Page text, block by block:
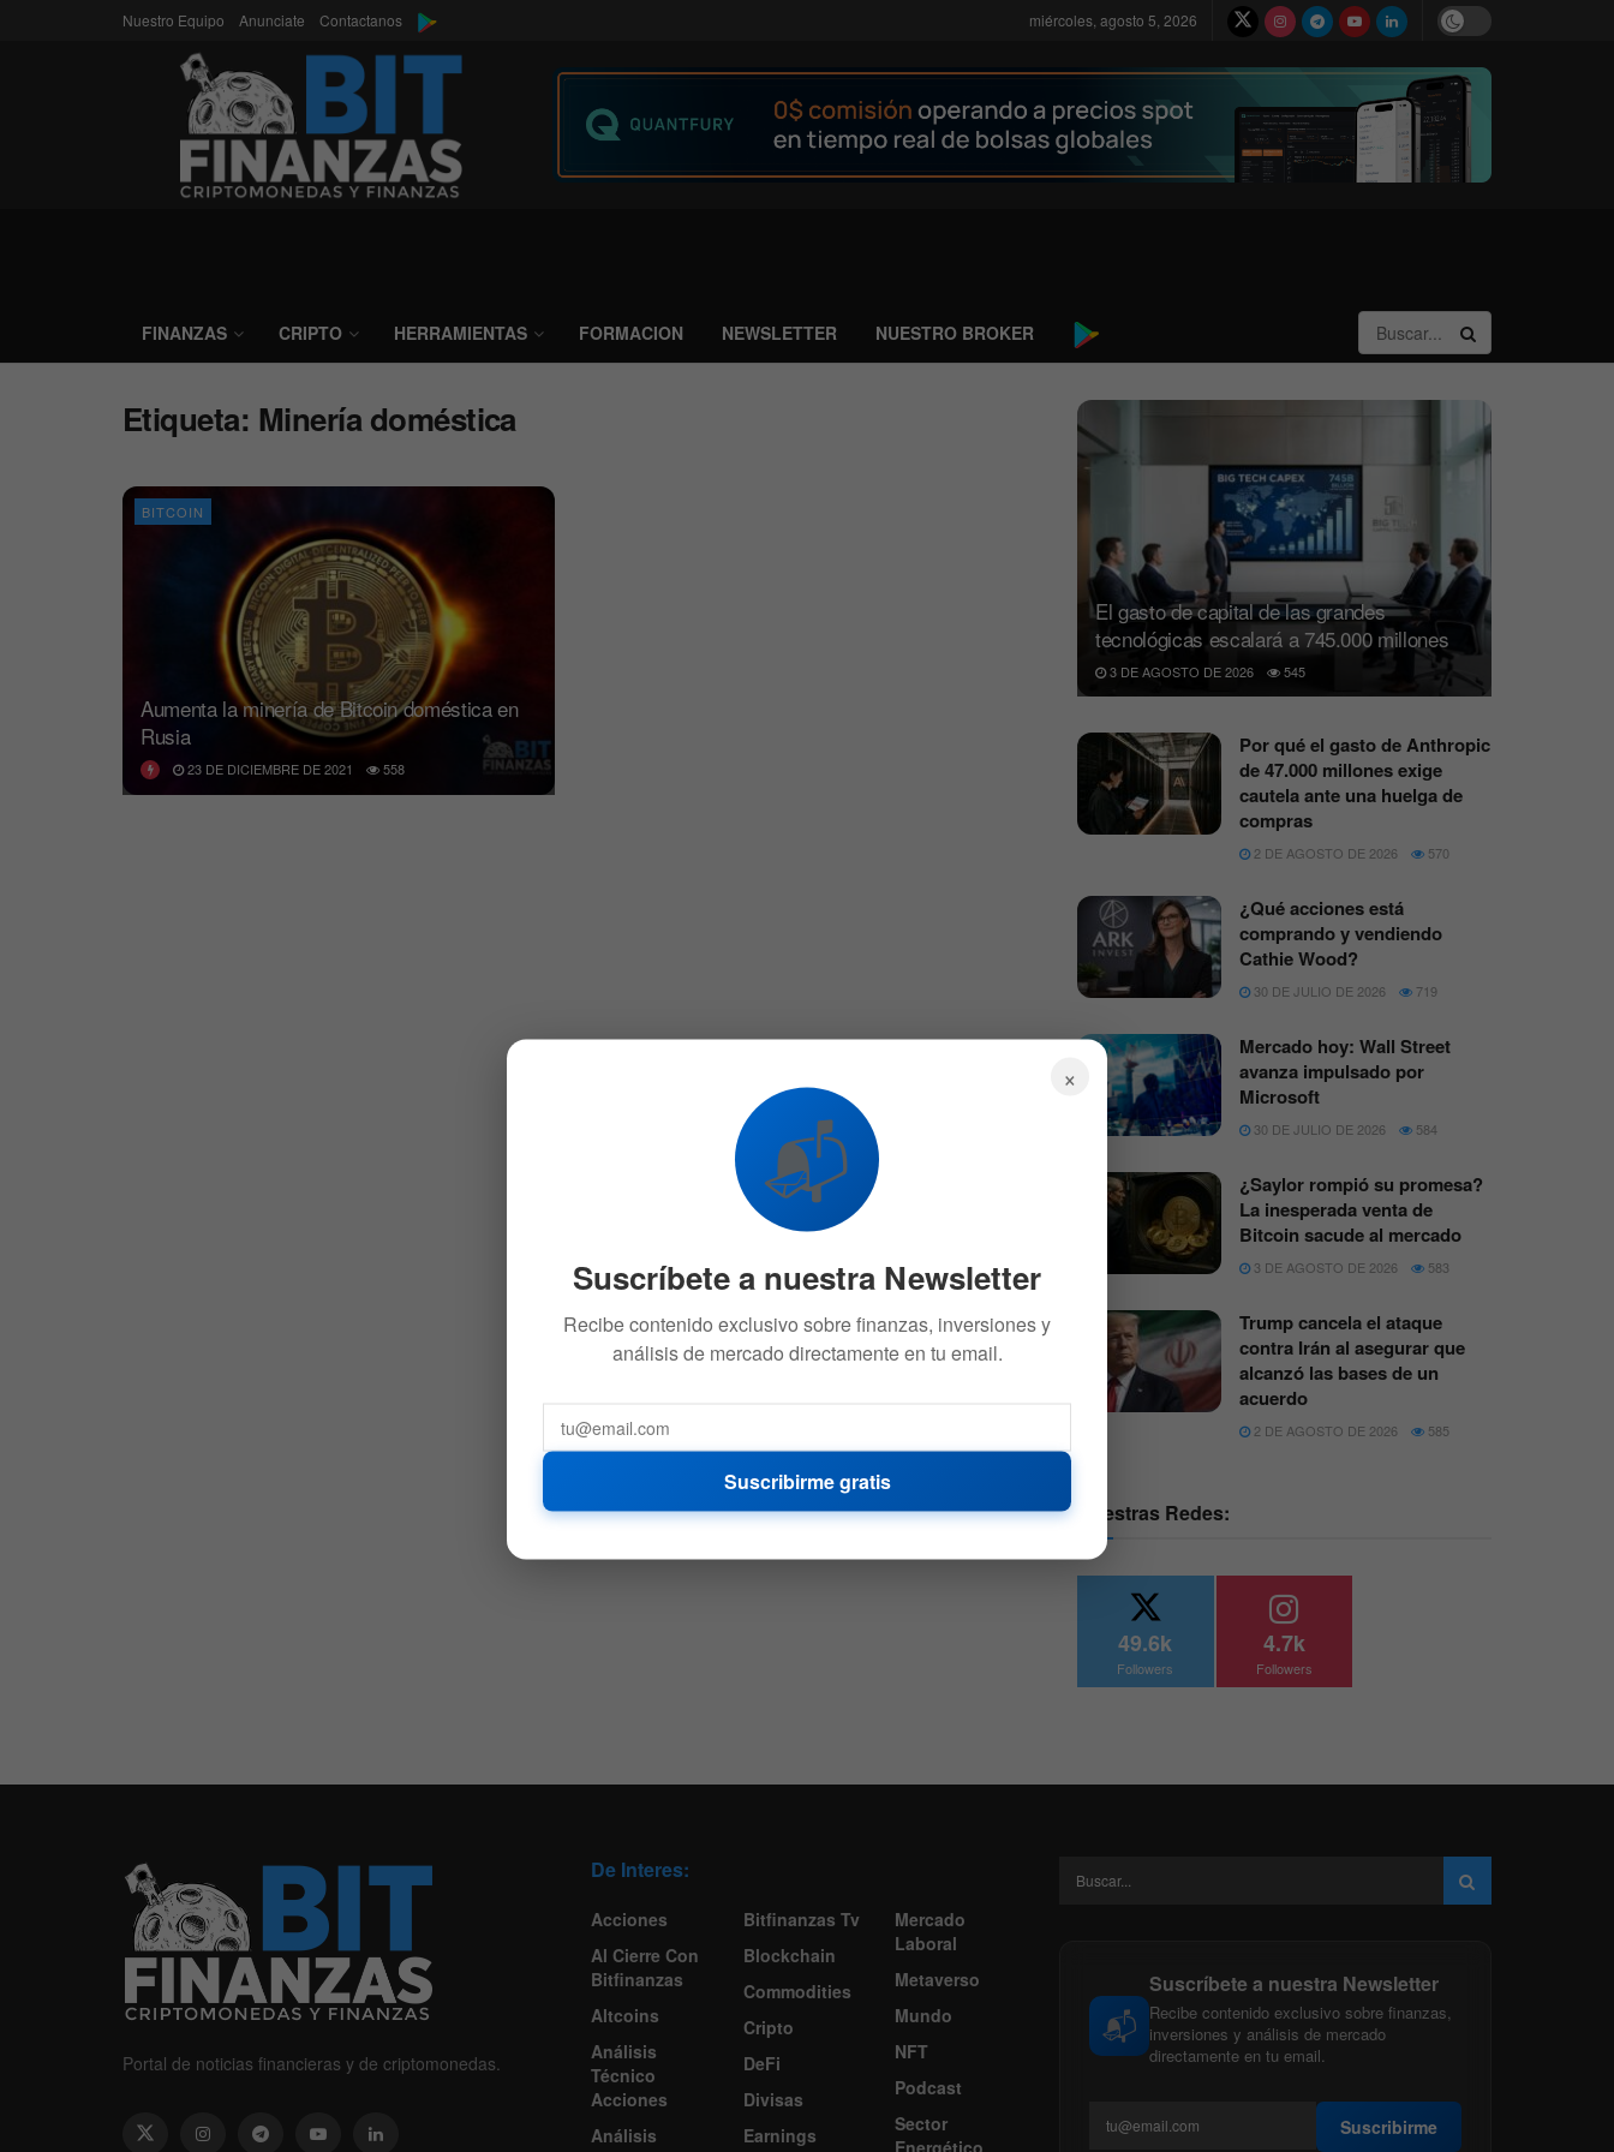
Nuestro Equipo Anunciate Contactanos miércoles, agosto 5, 2026
FINANZAS CRIPTO HERRAMIENTAS FORMACION NEWSLETTER NUESTRO BROKER
Etiqueta: Minería doméstica
BITCOIN
Aumenta la minería de Bitcoin doméstica en
Rusia
23 DE DICIEMBRE DE 2021 558
El gasto de capital de las grandes
tecnológicas escalará a 745.000 millones
3 DE AGOSTO DE 2026 545
Por qué el gasto de Anthropic
de 47.000 millones exige
cautela ante una huelga de
compras
2 DE AGOSTO DE 2026 570
¿Qué acciones está
comprando y vendiendo
Cathie Wood?
30 DE JULIO DE 2026 719
Mercado hoy: Wall Street
avanza impulsado por
Microsoft
30 DE JULIO DE 2026 584
¿Saylor rompió su promesa?
La inesperada venta de
Bitcoin sacude al mercado
3 DE AGOSTO DE 2026 583
Trump cancela el ataque
contra Irán al asegurar que
alcanzó las bases de un
acuerdo
2 DE AGOSTO DE 2026 585
Nuestras Redes:
49.6k
Followers
4.7k
Followers
Portal de noticias financieras y de criptomonedas.
De Interes:
Acciones
Al Cierre Con
Bitfinanzas
Altcoins
Análisis
Técnico
Acciones
Análisis
Bitfinanzas Tv
Blockchain
Commodities
Cripto
DeFi
Divisas
Earnings
Mercado
Laboral
Metaverso
Mundo
NFT
Podcast
Sector
Energético
📬
Suscríbete a nuestra Newsletter
Recibe contenido exclusivo sobre finanzas,
inversiones y análisis de mercado
directamente en tu email.
Suscribirme
×
📬
Suscríbete a nuestra Newsletter
Recibe contenido exclusivo sobre finanzas, inversiones y
análisis de mercado directamente en tu email.
Suscribirme gratis